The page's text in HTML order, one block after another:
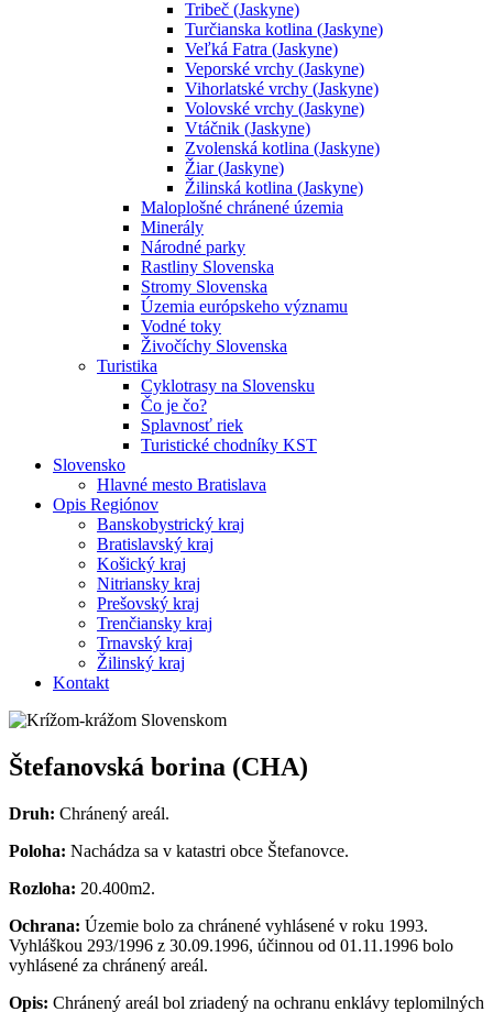
Tribeč (Jaskyne)
Turčianska kotlina (Jaskyne)
Veľká Fatra (Jaskyne)
Veporské vrchy (Jaskyne)
Vihorlatské vrchy (Jaskyne)
Volovské vrchy (Jaskyne)
Vtáčnik (Jaskyne)
Zvolenská kotlina (Jaskyne)
Žiar (Jaskyne)
Žilinská kotlina (Jaskyne)
Maloplošné chránené územia
Minerály
Národné parky
Rastliny Slovenska
Stromy Slovenska
Územia európskeho významu
Vodné toky
Živočíchy Slovenska
Turistika
Cyklotrasy na Slovensku
Čo je čo?
Splavnosť riek
Turistické chodníky KST
Slovensko
Hlavné mesto Bratislava
Opis Regiónov
Banskobystrický kraj
Bratislavský kraj
Košický kraj
Nitriansky kraj
Prešovský kraj
Trenčiansky kraj
Trnavský kraj
Žilinský kraj
Kontakt
Štefanovská borina (CHA)
Druh: Chránený areál.
Poloha: Nachádza sa v katastri obce Štefanovce.
Rozloha: 20.400m2.
Ochrana: Územie bolo za chránené vyhlásené v roku 1993.
Vyhláškou 293/1996 z 30.09.1996, účinnou od 01.11.1996 bolo
vyhlásené za chránený areál.
Opis: Chránený areál bol zriadený na ochranu enklávy teplomilných